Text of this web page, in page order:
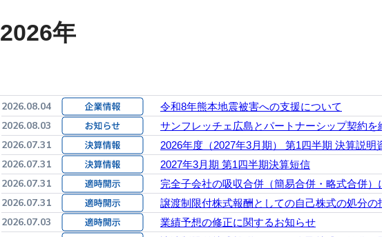
2026年
2026.08.04 令和8年熊本地震被害への支援について
2026.08.03 サンフレッチェ広島とパートナーシップ契約を
2026.07.31 2026年度（2027年3月期） 第1四半期 決算説明
2026.07.31 2027年3月期 第1四半期決算短信
2026.07.31 完全子会社の吸収合併（簡易合併・略式合併）
2026.07.31 譲渡制限付株式報酬としての自己株式の処分
2026.07.03 業績予想の修正に関するお知らせ